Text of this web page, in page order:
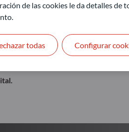
de las cookies le da detalles de
todas Configurar